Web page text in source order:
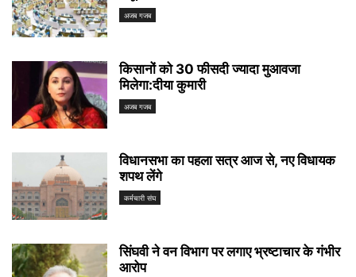
अजब गजब
किसानों को 30 फीसदी ज्यादा मुआवजा
मिलेगा:दीया कुमारी
अजब गजब
विधानसभा का पहला सत्र आज से, नए विधायक
शपथ लेंगे
कर्मचारी संघ
सिंघवी ने वन विभाग पर लगाए भ्रष्टाचार के गंभीर
आरोप